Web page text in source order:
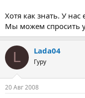
Хотя как знать. У
Мы можем спросить
L Lada04
Гуру
20 Авг 2008